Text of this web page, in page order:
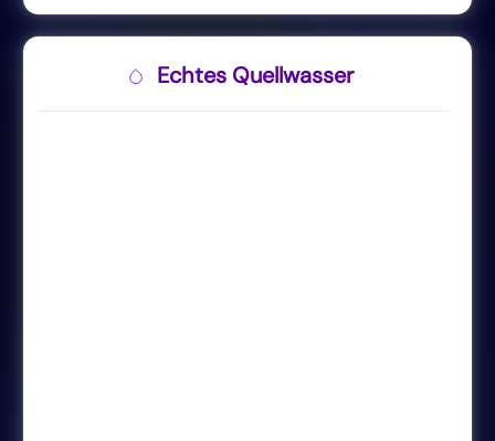
Echtes Quellwasser